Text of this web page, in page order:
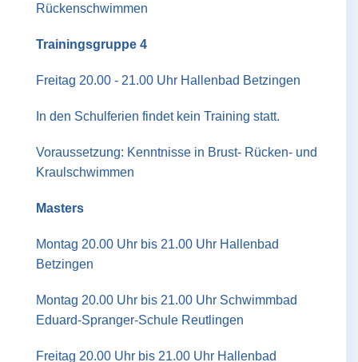
Rückenschwimmen
Trainingsgruppe 4
Freitag 20.00 - 21.00 Uhr Hallenbad Betzingen
In den Schulferien findet kein Training statt.
Voraussetzung: Kenntnisse in Brust- Rücken- und
Kraulschwimmen
Masters
Montag 20.00 Uhr bis 21.00 Uhr Hallenbad
Betzingen
Montag 20.00 Uhr bis 21.00 Uhr Schwimmbad
Eduard-Spranger-Schule Reutlingen
Freitag 20.00 Uhr bis 21.00 Uhr Hallenbad